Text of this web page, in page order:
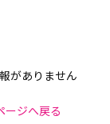
がありません
ージへ戻る